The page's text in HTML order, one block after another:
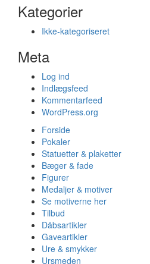
Kategorier
Ikke-kategoriseret
Meta
Log ind
Indlægsfeed
Kommentarfeed
WordPress.org
Forside
Pokaler
Statuetter & plaketter
Bæger & fade
Figurer
Medaljer & motiver
Se motiverne her
Tilbud
Dåbsartikler
Gaveartikler
Ure & smykker
Ursmeden